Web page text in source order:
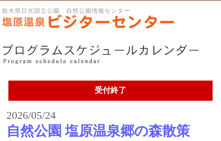
栃木県日光国立公園 自然公園情報センター
受付終了
2026/05/24
自然公園 塩原温泉郷の森散策